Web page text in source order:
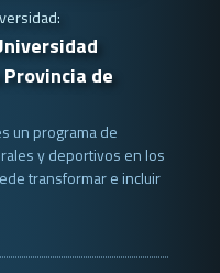
de
un programa de
y deportivos en los
transformar e incluir